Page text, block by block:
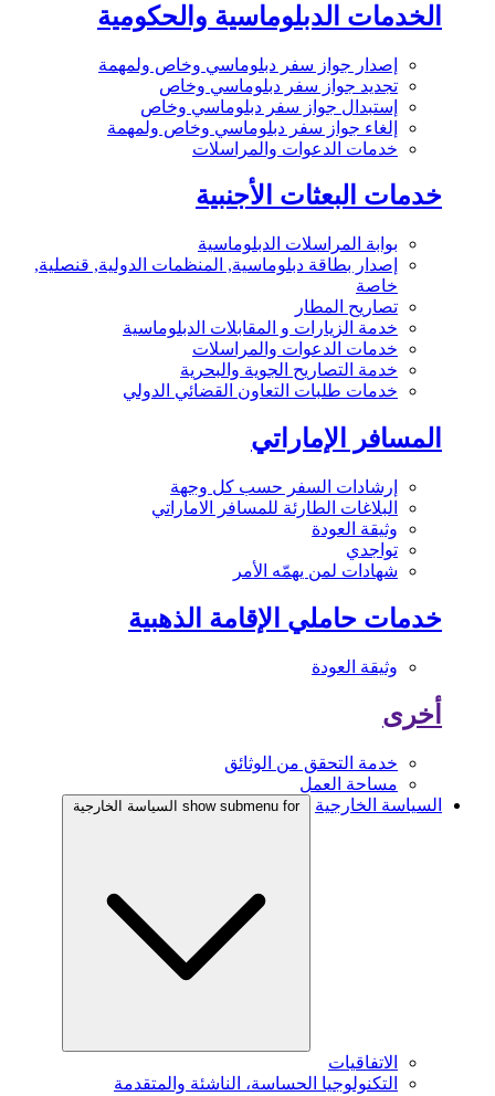
الخدمات الدبلوماسية والحكومية
إصدار جواز سفر دبلوماسي وخاص ولمهمة
تجديد جواز سفر دبلوماسي وخاص
إستبدال جواز سفر دبلوماسي وخاص
إلغاء جواز سفر دبلوماسي وخاص ولمهمة
خدمات الدعوات والمراسلات
خدمات البعثات الأجنبية
بوابة المراسلات الدبلوماسية
إصدار بطاقة دبلوماسية, المنظمات الدولية, قنصلية,
خاصة
تصاريح المطار
خدمة الزيارات و المقابلات الدبلوماسية
خدمات الدعوات والمراسلات
خدمة التصاريح الجوية والبحرية
خدمات طلبات التعاون القضائي الدولي
المسافر الإماراتي
إرشادات السفر حسب كل وجهة
البلاغات الطارئة للمسافر الاماراتي
وثيقة العودة
تواجدي
شهادات لمن يهمّه الأمر
خدمات حاملي الإقامة الذهبية
وثيقة العودة
أخرى
خدمة التحقق من الوثائق
مساحة العمل
السياسة الخارجية
show submenu for السياسة الخارجية
الاتفاقيات
التكنولوجيا الحساسة، الناشئة والمتقدمة